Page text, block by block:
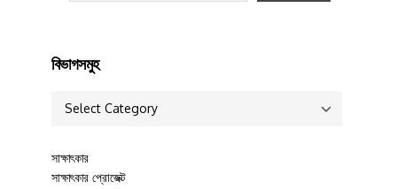
বিভাগসমুহ
সাক্ষাৎকার
সাক্ষাৎকার প্রোজেক্ট